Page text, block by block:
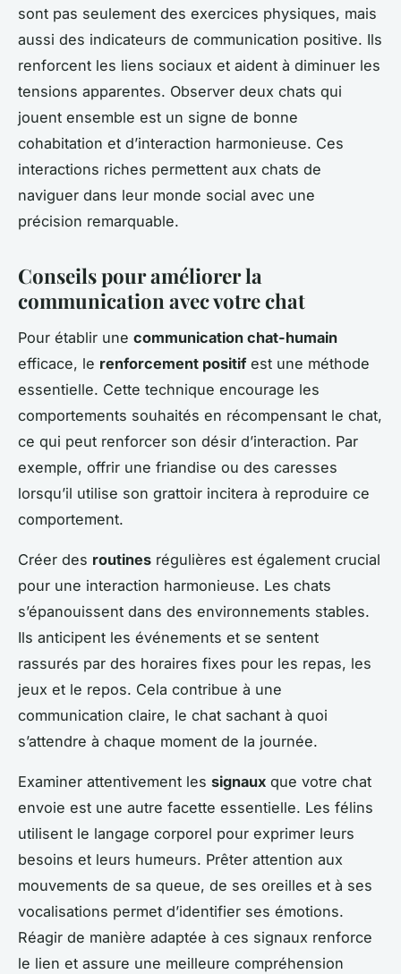
sont pas seulement des exercices physiques, mais
aussi des indicateurs de communication positive. Ils
renforcent les liens sociaux et aident à diminuer les
tensions apparentes. Observer deux chats qui
jouent ensemble est un signe de bonne
cohabitation et d’interaction harmonieuse. Ces
interactions riches permettent aux chats de
naviguer dans leur monde social avec une
précision remarquable.
Conseils pour améliorer la
communication avec votre chat
Pour établir une communication chat-humain
efficace, le renforcement positifest une méthode
essentielle. Cette technique encourage les
comportements souhaités en récompensant le chat,
ce qui peut renforcer son désir d’interaction. Par
exemple, offrir une friandise ou des caresses
lorsqu’il utilise son grattoir incitera à reproduire ce
comportement.
Créer des routines régulières est également crucial
pour une interaction harmonieuse. Les chats
s’épanouissent dans des environnements stables.
Ils anticipent les événements et se sentent
rassurés par des horaires fixes pour les repas, les
jeux et le repos. Cela contribue à une
communication claire, le chat sachant à quoi
s’attendre à chaque moment de la journée.
Examiner attentivement les signaux que votre chat
envoie est une autre facette essentielle. Les félins
utilisent le langage corporel pour exprimer leurs
besoins et leurs humeurs. Prêter attention aux
mouvements de sa queue, de ses oreilles et à ses
vocalisations permet d’identifier ses émotions.
Réagir de manière adaptée à ces signaux renforce
le lien et assure une meilleure compréhension